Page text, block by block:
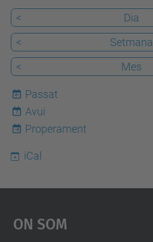
< Dia
<
Setmana
<
Mes
Passat
7
Avui
Properament
iCal
On Som